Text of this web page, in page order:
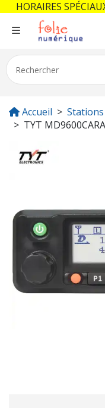
Accueil
TYT
Previous
HORAIRES